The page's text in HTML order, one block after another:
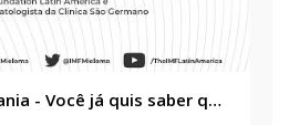
Pergunte à Dra. Vania - Você já quis saber quando poderá parar o tratamento de mieloma?